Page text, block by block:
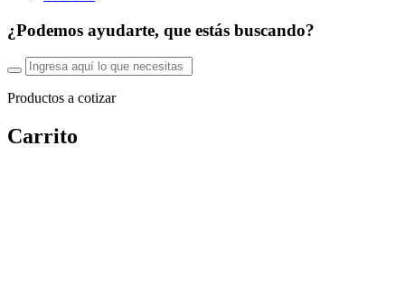
¿Podemos ayudarte, que estás buscando?
Productos a cotizar
Carrito